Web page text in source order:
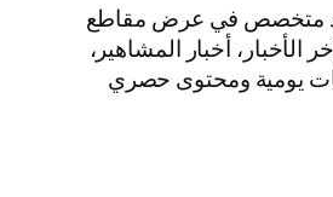
متخصص في عرض مقاطع
الأخبار، أخبار المشاهير،
يومية ومحتوى حصري